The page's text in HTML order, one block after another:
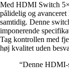
Med HDMI Switch
pålidelig og
samtidig. Denne
imponerende
Tag kontrollen med
høj kvalitet uden
“Denne HDMI-